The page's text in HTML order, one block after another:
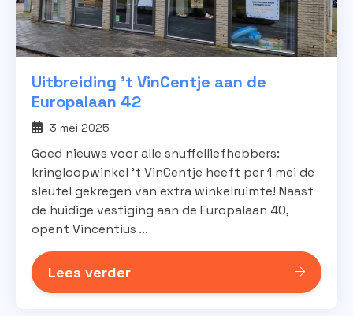
Uitbreiding ’t VinCentje aan de
Europalaan 42
3 mei 2025
Goed nieuws voor alle snuffelliefhebbers:
kringloopwinkel ’t VinCentje heeft per 1 mei de
sleutel gekregen van extra winkelruimte! Naast
de huidige vestiging aan de Europalaan 40,
opent Vincentius ...
Lees verder